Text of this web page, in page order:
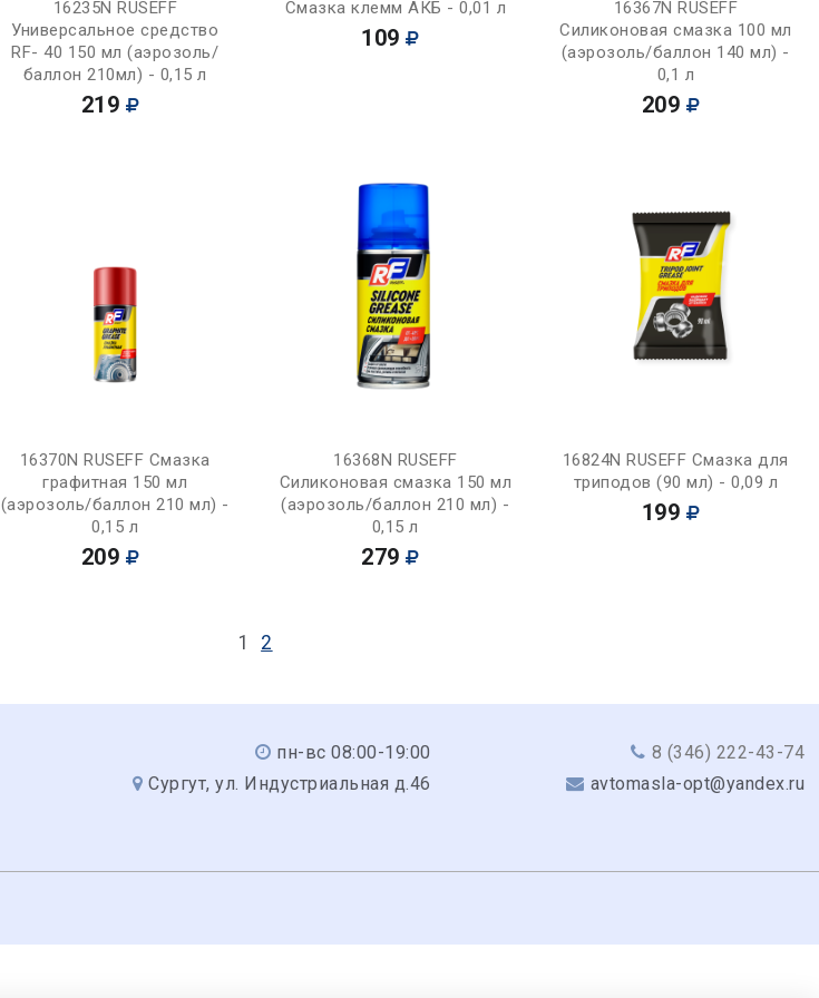
16235N RUSEFF
Универсальное средство
RF- 40 150 мл (аэрозоль/
баллон 210мл) - 0,15 л
219
Смазка клемм АКБ - 0,01 л
109
16367N RUSEFF
Силиконовая смазка 100 мл
(аэрозоль/баллон 140 мл) -
0,1 л
209
Купить
16370N RUSEFF Смазка
графитная 150 мл
(аэрозоль/баллон 210 мл) -
0,15 л
209
Купить
16368N RUSEFF
Силиконовая смазка 150 мл
(аэрозоль/баллон 210 мл) -
0,15 л
279
Купить
16824N RUSEFF Смазка для
триподов (90 мл) - 0,09 л
199
1 2
пн-вс 08:00-19:00
Сургут, ул. Индустриальная д.46
8 (346) 222-43-74
avtomasla-opt@yandex.ru